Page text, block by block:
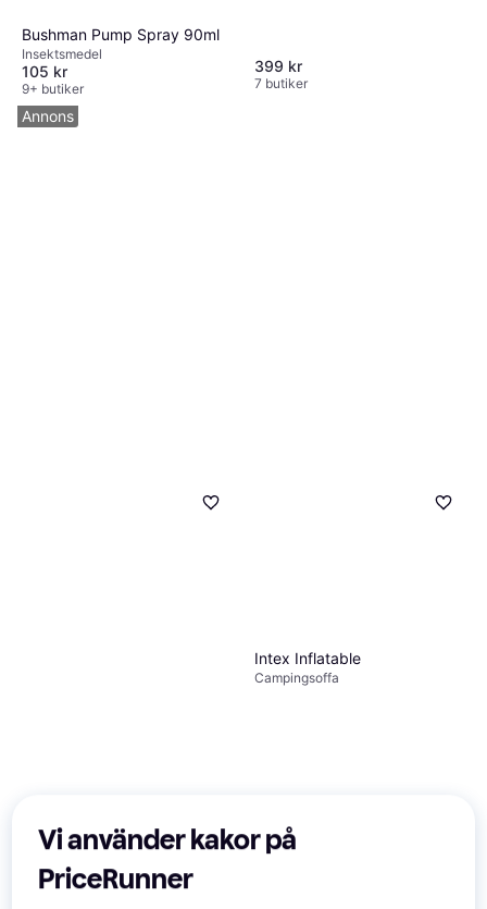
Bushman Pump Spray 90ml
Insektsmedel
105 kr
9+ butiker
399 kr
7 butiker
Intex Inflatable
Campingsoffa
Annons
Vi använder kakor på
PriceRunner